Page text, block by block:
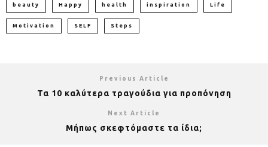
beauty Happy health inspiration Life
Motivation SELF Steps
Previous Article
Τα 10 καλύτερα τραγούδια για προπόνηση
Next Article
Μήπως σκεφτόμαστε τα ίδια;